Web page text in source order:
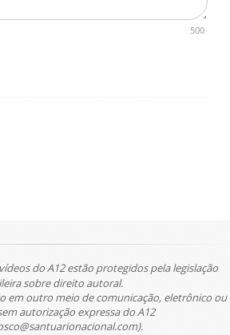
500
do A12 estão protegidos pela legislação
sobre direito autoral.
em outro meio de comunicação, eletrônico ou
autorização expressa do A12